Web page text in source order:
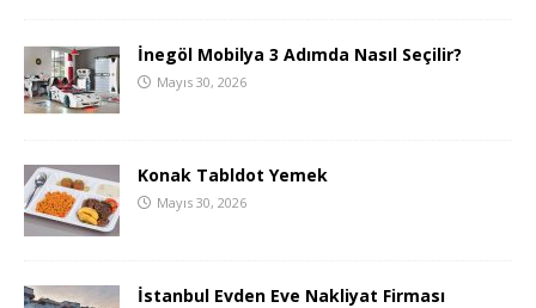
İnegöl Mobilya 3 Adımda Nasıl Seçilir?
Mayıs 30, 2026
Konak Tabldot Yemek
Mayıs 30, 2026
İstanbul Evden Eve Nakliyat Firması